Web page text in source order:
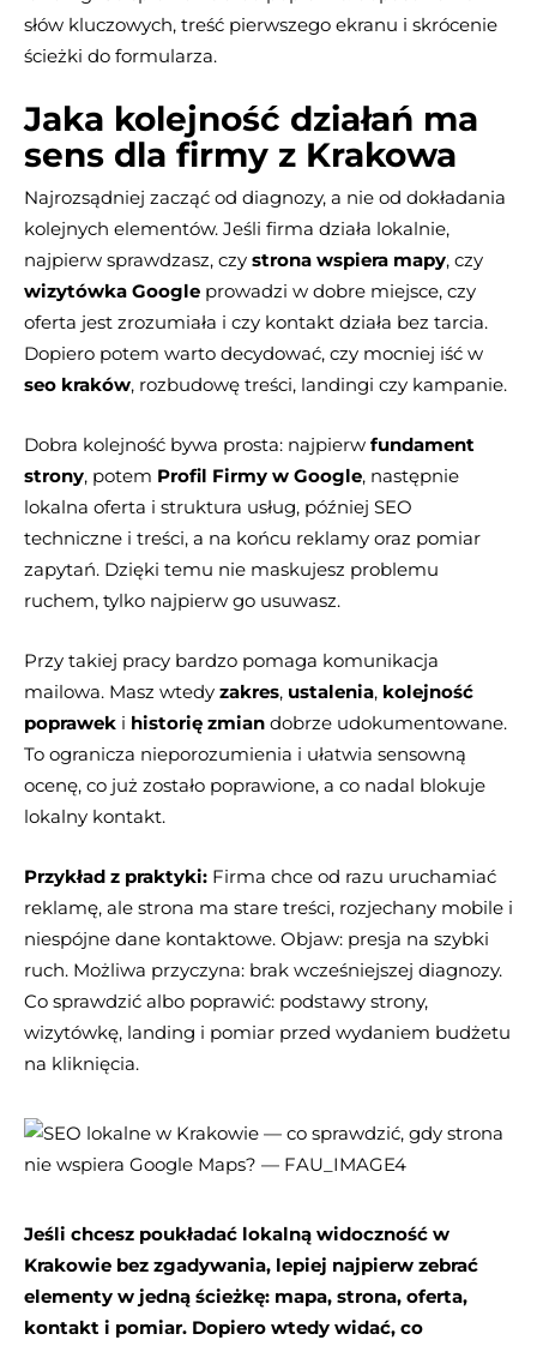
słów kluczowych, treść pierwszego ekranu i skrócenie
ścieżki do formularza.
Jaka kolejność działań ma
sens dla firmy z Krakowa
Najrozsądniej zacząć od diagnozy, a nie od dokładania
kolejnych elementów. Jeśli firma działa lokalnie,
najpierw sprawdzasz, czy strona wspiera mapy, czy
wizytówka Google prowadzi w dobre miejsce, czy
oferta jest zrozumiała i czy kontakt działa bez tarcia.
Dopiero potem warto decydować, czy mocniej iść w
seo kraków, rozbudowę treści, landingi czy kampanie.
Dobra kolejność bywa prosta: najpierw fundament
strony, potem Profil Firmy w Google, następnie
lokalna oferta i struktura usług, później SEO
techniczne i treści, a na końcu reklamy oraz pomiar
zapytań. Dzięki temu nie maskujesz problemu
ruchem, tylko najpierw go usuwasz.
Przy takiej pracy bardzo pomaga komunikacja
mailowa. Masz wtedy zakres, ustalenia, kolejność
poprawek i historię zmian dobrze udokumentowane.
To ogranicza nieporozumienia i ułatwia sensowną
ocenę, co już zostało poprawione, a co nadal blokuje
lokalny kontakt.
Przykład z praktyki: Firma chce od razu uruchamiać
reklamę, ale strona ma stare treści, rozjechany mobile i
niespójne dane kontaktowe. Objaw: presja na szybki
ruch. Możliwa przyczyna: brak wcześniejszej diagnozy.
Co sprawdzić albo poprawić: podstawy strony,
wizytówkę, landing i pomiar przed wydaniem budżetu
na kliknięcia.
Jeśli chcesz poukładać lokalną widoczność w
Krakowie bez zgadywania, lepiej najpierw zebrać
elementy w jedną ścieżkę: mapa, strona, oferta,
kontakt i pomiar. Dopiero wtedy widać, co